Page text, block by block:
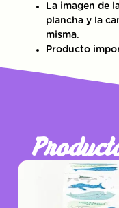
La imagen de
plancha y la
misma.
Producto